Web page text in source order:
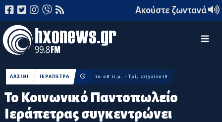
Ακούστε ζωντανά
Το Κοινωνικό Παντοπωλείο
Ιεράπετρας συγκεντρώνει
ΛΑΣΙΘΙ ΙΕΡΑΠΕΤΡΑ 10:08 π.μ. - Τρί, 27/32/2019